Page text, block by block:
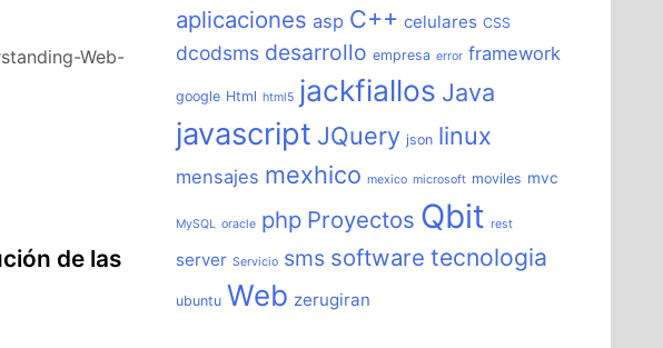
Web-
de las
aplicaciones asp C++ celulares CSS
dcodsms desarrollo empresa error framework
google Html html5 jackfiallos Java
javascript JQuery json linux
mensajes mexhico mexico microsoft moviles mvc
MySQL oracle php Proyectos Qbit rest
server Servicio sms software tecnologia
ubuntu Web zerugiran